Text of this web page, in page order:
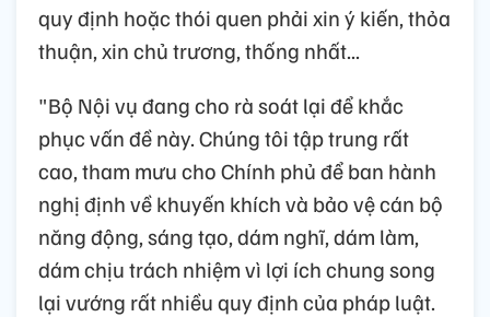
quy định hoặc thói quen phải xin ý kiến, thỏa
thuận, xin chủ trương, thống nhất...
"Bộ Nội vụ đang cho rà soát lại để khắc
phục vấn đề này. Chúng tôi tập trung rất
cao, tham mưu cho Chính phủ để ban hành
nghị định về khuyến khích và bảo vệ cán bộ
năng động, sáng tạo, dám nghĩ, dám làm,
dám chịu trách nhiệm vì lợi ích chung song
lại vướng rất nhiều quy định của pháp luật.